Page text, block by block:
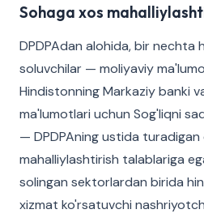
Sohaga xos
DPDPAdan alohida, bir
soluvchilar — moliyaviy
Hindistonning Markaziy banki
ma'lumotlari uchun Sog'liqni
— DPDPAning ustida turadigan
mahalliylashtirish talablariga
solingan sektorlardan birida
xizmat ko'rsatuvchi